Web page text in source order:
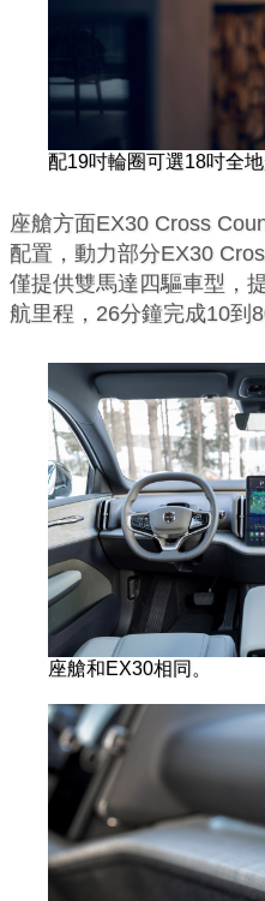
配19吋輪圈可選18吋全地
座艙方面EX30 Cross
配置，動力部分EX30
僅提供雙馬達四驅車型，
航里程，26分鐘完成10到
座艙和EX30相同。